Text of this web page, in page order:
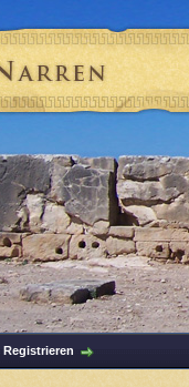
Registrieren